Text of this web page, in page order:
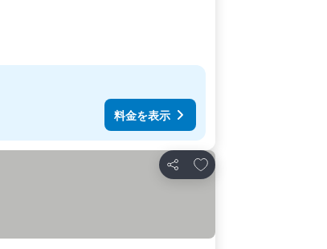
料金を表示
シェア
お気に入りに追加